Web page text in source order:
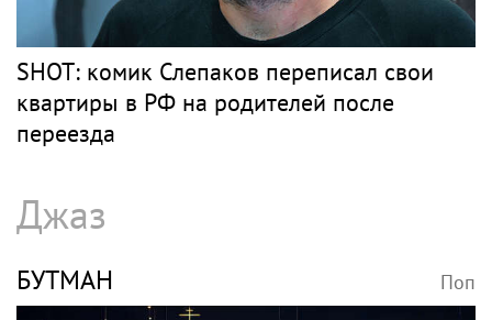
SHOT: комик Слепаков переписал свои
квартиры в РФ на родителей после
переезда
Джаз
БУТМАН Поп